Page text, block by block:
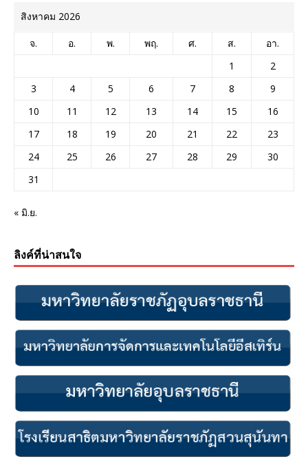
สิงหาคม 2026
จ. อ. พ. พฤ. ศ. ส.
อา.
1
2
3
4 5 6 7 8
9
10
11 12 13 14 15
16
17
18 19 20 21 22
23
24
25 26 27 28 29
30
31
« มิ.ย.
ลิงค์ที่น่าสนใจ